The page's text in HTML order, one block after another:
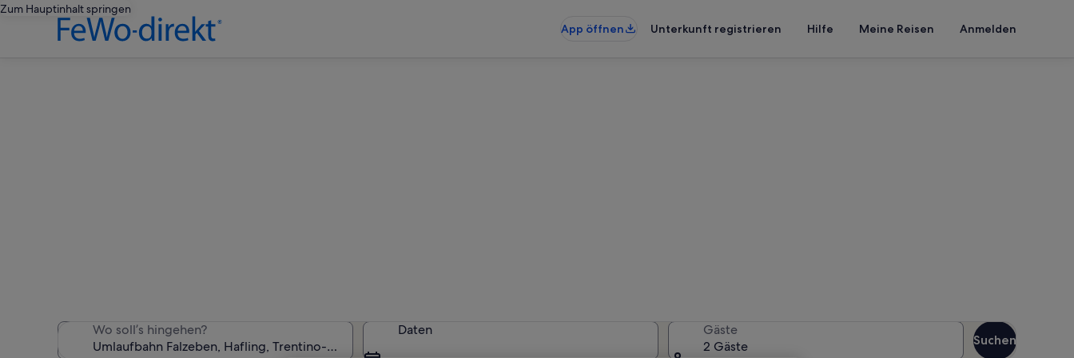
Zum Hauptinhalt springen
App öffnen
Unterkunft registrieren Hilfe Meine Reisen Anmelden
Wo soll’s hingehen? Daten
Gäste
2 Gäste
Suchen